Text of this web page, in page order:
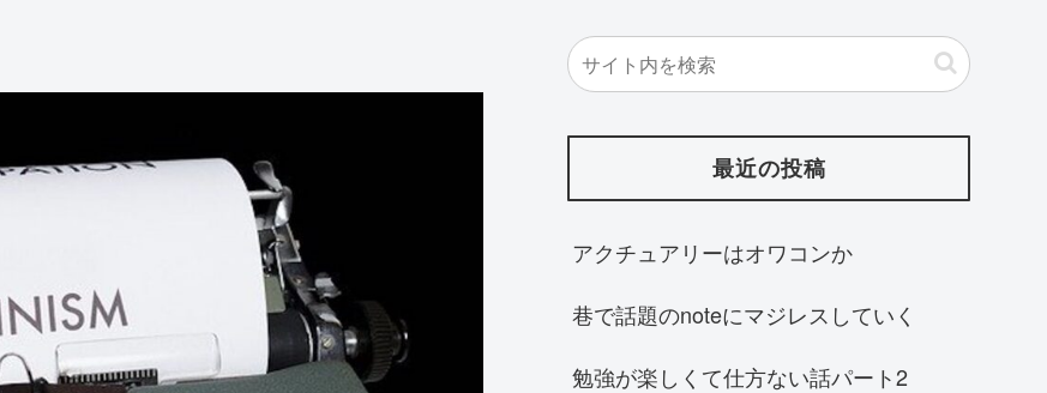
最近の投稿
アクチュアリーはオワコンか
巷で話題のnoteにマジレスしていく
勉強が楽しくて仕方ない話パート2